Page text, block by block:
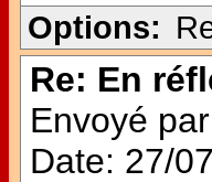
Options:
Re: En
Envoyé
Date: 27/